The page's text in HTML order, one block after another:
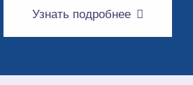
Узнать подробнее